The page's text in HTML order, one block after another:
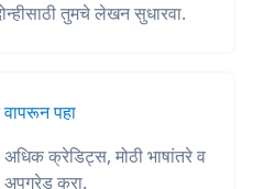
तुमचे लेखन सुधारवा.
पहा
क्रेडिट्स, मोठी भाषांतरे व
अपग्रेड करा.